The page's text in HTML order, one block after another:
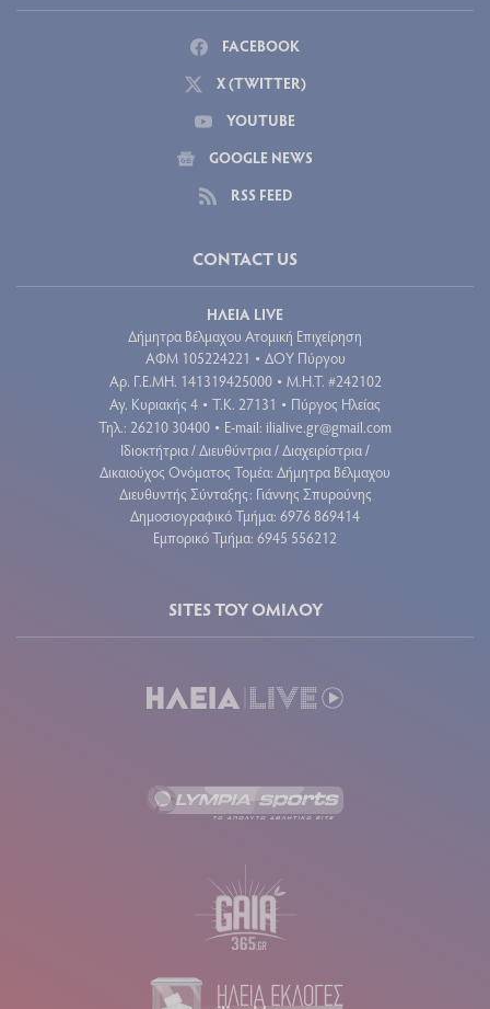
FACEBOOK
X (TWITTER)
YOUTUBE
GOOGLE NEWS
RSS FEED
CONTACT US
ΗΛΕΙΑ LIVE
Δήμητρα Βέλμαχου Ατομική Επιχείρηση
ΑΦΜ 105224221 • ΔΟΥ Πύργου
Aρ. Γ.Ε.ΜΗ. 141319425000 • Μ.Η.Τ. #242102
Αγ. Κυριακής 4 • Τ.Κ. 27131 • Πύργος Ηλείας
Τηλ.: 26210 30400 • E-mail: ilialive.gr@gmail.com
Ιδιοκτήτρια / Διευθύντρια / Διαχειρίστρια /
Δικαιούχος Ονόματος Τομέα: Δήμητρα Βέλμαχου
Διευθυντής Σύνταξης: Γιάννης Σπυρούνης
Δημοσιογραφικό Τμήμα: 6976 869414
Εμπορικό Τμήμα: 6945 556212
SITES ΤΟΥ ΟΜΙΛΟΥ